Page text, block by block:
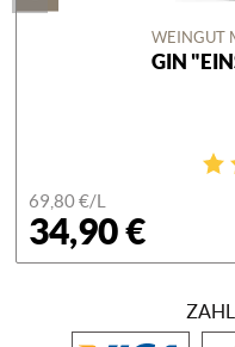
WEINGUT
GIN
69,80 €/L
34,90 €